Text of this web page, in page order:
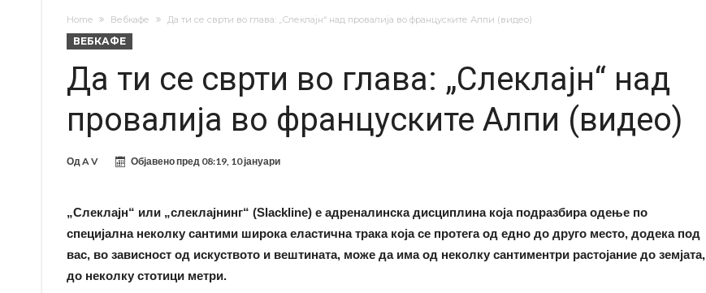
Home Вебкафе Да ти се сврти во глава: „Слеклајн“ над провалија во француските Алпи (видео)
ВЕБКАФЕ
Да ти се сврти во глава: „Слеклајн“ над
провалија во француските Алпи (видео)
ОдA V Објавено пред 08:19, 10 јануари
„Слеклајн“ или „слеклајнинг“ (Slackline) е адреналинска дисциплина која подразбира одење по
специјална неколку сантими широка еластична трака која се протега од едно до друго место, додека под
вас, во зависност од искуството и вештината, може да има од неколку сантиментри растојание до земјата,
до неколку стотици метри.